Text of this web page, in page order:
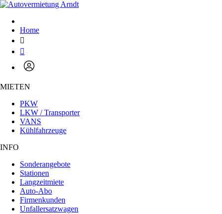
Willkommen
One-
Screenreader
Barrierefreiheit.
den
One-
Screenreader
zu
drücken
„Strg
Diese
Home
MIETEN
PKW
LKW / Transporter
VANS
Kühlfahrzeuge
INFO
Sonderangebote
Stationen
Langzeitmiete
Auto-Abo
Firmenkunden
Unfallersatzwagen